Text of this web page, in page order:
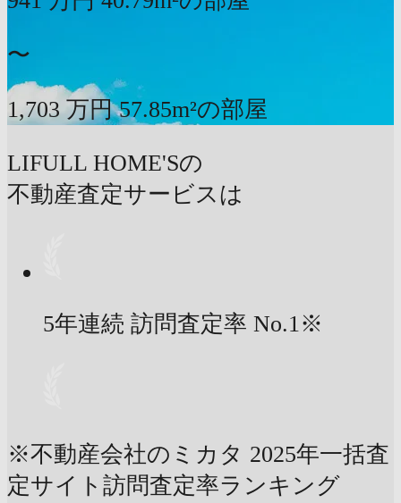
〜
1,703 万円 57.85m²の部屋
LIFULL HOME'Sの
不動産査定サービスは
5年連続 訪問査定率 No.1※
※不動産会社のミカタ 2025年一括査
定サイト訪問査定率ランキング